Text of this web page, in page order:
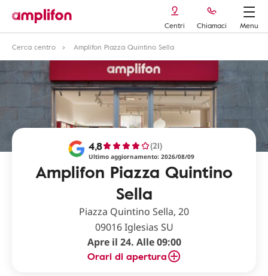
Centri Chiamaci
Menu
Cerca centro
Amplifon Piazza Quintino Sella
Amplifon Piazza Quintino
Sella
4,8 (21)
Ultimo aggiornamento: 2026/08/09
Piazza Quintino Sella, 20
09016 Iglesias SU
Apre il 24. Alle 09:00
Orari di apertura